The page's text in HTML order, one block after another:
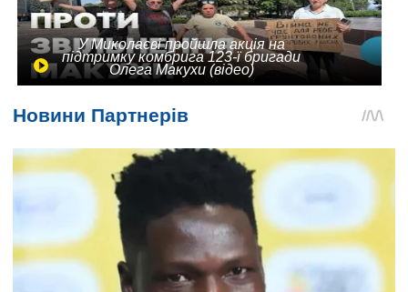
У Миколаєві пройшла акція на
підтримку комбрига 123-ї бригади
Олега Макухи (відео)